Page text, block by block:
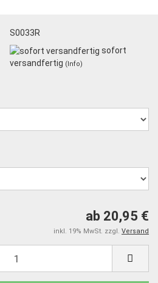
S0033R
sofort
versandfertig (Info)
ab 20,95 €
inkl. 19% MwSt. zzgl. Versand